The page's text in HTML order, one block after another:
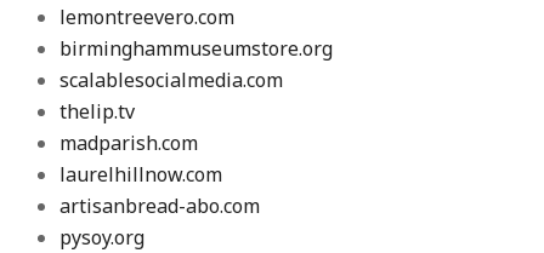
lemontreevero.com
birminghammuseumstore.org
scalablesocialmedia.com
thelip.tv
madparish.com
laurelhillnow.com
artisanbread-abo.com
pysoy.org